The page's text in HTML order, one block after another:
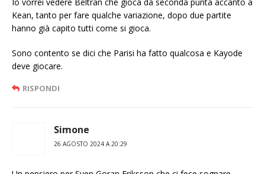
Kean, tanto per fare qualche variazione, dopo due partite
hanno già capito tutti come si gioca.
Sono contento se dici che Parisi ha fatto qualcosa e Kayode
deve giocare.
RISPONDI
Simone
26 AGOSTO 2024 A 20:29